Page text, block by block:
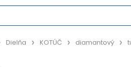
Dielňa KOTÚČ diamantový